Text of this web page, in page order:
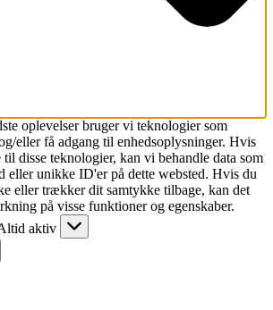
oplevelser bruger vi teknologier som
eller få adgang til enhedsoplysninger. Hvis
disse teknologier, kan vi behandle data som
eller unikke ID'er på dette websted. Hvis du
eller trækker dit samtykke tilbage, kan det
på visse funktioner og egenskaber.
Funktionsdygtig
aktiv